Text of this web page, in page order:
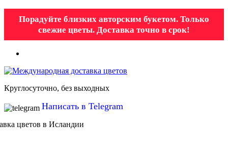
Порадуйте близких авторским букетом. Только
свежие цветы. Доставка точно в срок!
Круглосуточно, без выходных
Написать в Telegram